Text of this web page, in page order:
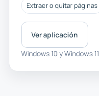
Extraer o quitar páginas
Ver aplicación
Windows 10 y Windows 11